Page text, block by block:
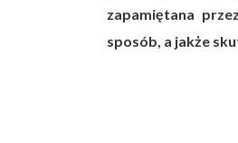
zapamiętana
sposób, a jakże